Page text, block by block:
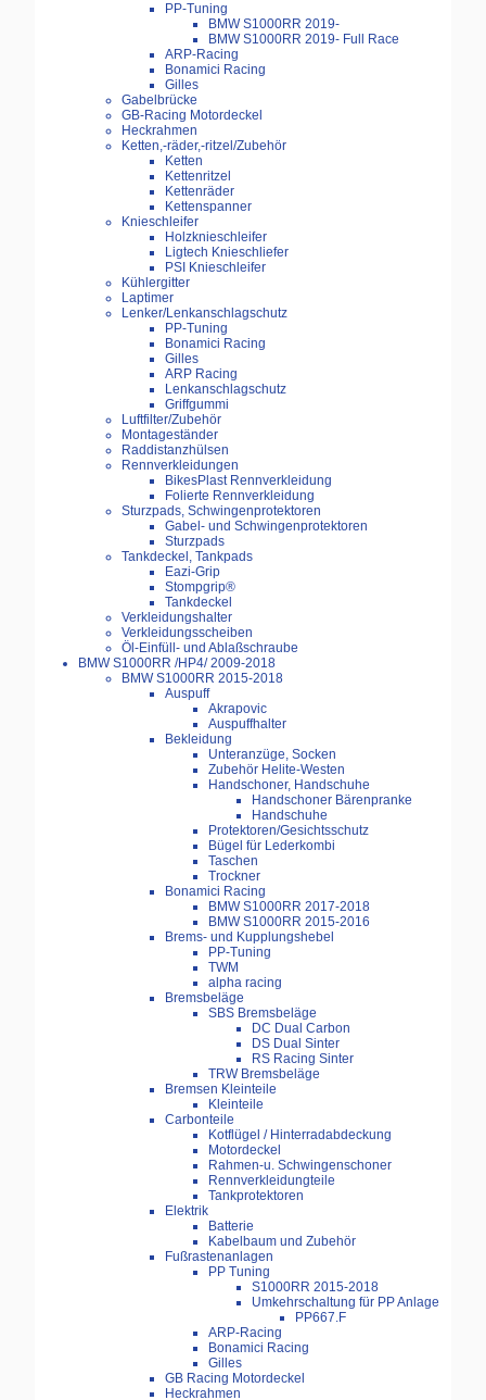
PP-Tuning
BMW S1000RR 2019-
BMW S1000RR 2019- Full Race
ARP-Racing
Bonamici Racing
Gilles
Gabelbrücke
GB-Racing Motordeckel
Heckrahmen
Ketten,-räder,-ritzel/Zubehör
Ketten
Kettenritzel
Kettenräder
Kettenspanner
Knieschleifer
Holzknieschleifer
Ligtech Knieschliefer
PSI Knieschleifer
Kühlergitter
Laptimer
Lenker/Lenkanschlagschutz
PP-Tuning
Bonamici Racing
Gilles
ARP Racing
Lenkanschlagschutz
Griffgummi
Luftfilter/Zubehör
Montageständer
Raddistanzhülsen
Rennverkleidungen
BikesPlast Rennverkleidung
Folierte Rennverkleidung
Sturzpads, Schwingenprotektoren
Gabel- und Schwingenprotektoren
Sturzpads
Tankdeckel, Tankpads
Eazi-Grip
Stompgrip®
Tankdeckel
Verkleidungshalter
Verkleidungsscheiben
Öl-Einfüll- und Ablaßschraube
BMW S1000RR /HP4/ 2009-2018
BMW S1000RR 2015-2018
Auspuff
Akrapovic
Auspuffhalter
Bekleidung
Unteranzüge, Socken
Zubehör Helite-Westen
Handschoner, Handschuhe
Handschoner Bärenpranke
Handschuhe
Protektoren/Gesichtsschutz
Bügel für Lederkombi
Taschen
Trockner
Bonamici Racing
BMW S1000RR 2017-2018
BMW S1000RR 2015-2016
Brems- und Kupplungshebel
PP-Tuning
TWM
alpha racing
Bremsbeläge
SBS Bremsbeläge
DC Dual Carbon
DS Dual Sinter
RS Racing Sinter
TRW Bremsbeläge
Bremsen Kleinteile
Kleinteile
Carbonteile
Kotflügel / Hinterradabdeckung
Motordeckel
Rahmen-u. Schwingenschoner
Rennverkleidungteile
Tankprotektoren
Elektrik
Batterie
Kabelbaum und Zubehör
Fußrastenanlagen
PP Tuning
S1000RR 2015-2018
Umkehrschaltung für PP Anlage
PP667.F
ARP-Racing
Bonamici Racing
Gilles
GB Racing Motordeckel
Heckrahmen